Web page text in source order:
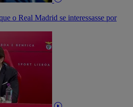
o Real Madrid se interessasse por